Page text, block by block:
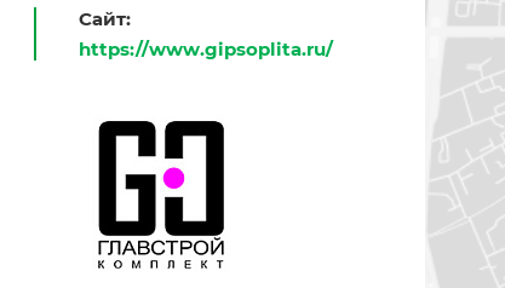
Сайт:
https://www.gipsoplita.ru/